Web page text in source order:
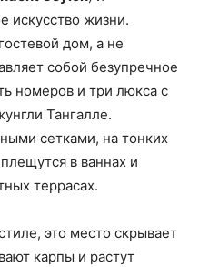
искусство жизни.
дом, а не
собой безупречное
номеров и три люкса с
Тангалле.
сетками, на тонких
в ваннах и
террасах.
это место скрывает
карпы и растут